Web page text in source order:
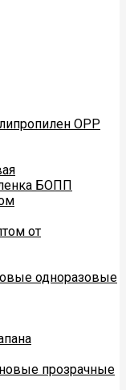
ОРР
БОПП
от
одноразовые
прозрачные